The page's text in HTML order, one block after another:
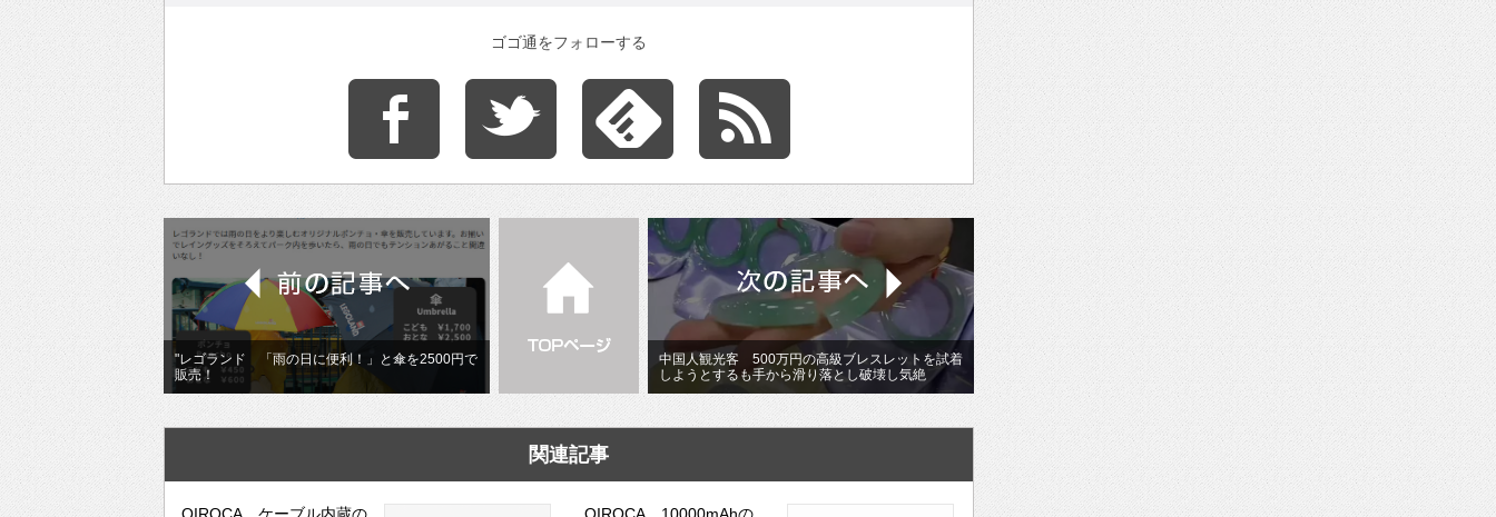
ゴゴ通をフォローする
"レゴランド 「雨の日に便利！」と傘を2500円で
販売！
中国人観光客 500万円の高級ブレスレットを試着
しようとするも手から滑り落とし破壊し気絶
関連記事